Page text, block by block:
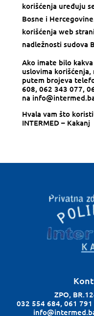
korišćenja uređuju
Bosne i
korišćenja web
nadležnosti sudova
Ako imate bilo
uslovima
putem brojeva
608, 062 343 077,
na
Hvala vam što
INTERMED – Kakanj
ZPO,
032 554 684, 061